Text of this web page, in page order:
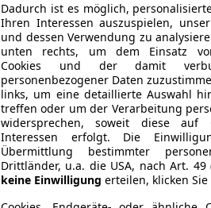
Dadurch ist es möglich,
Ihren Interessen auszuspielen,
und dessen Verwendung zu
unten rechts, um dem Einsatz
Cookies und der damit
personenbezogener Daten
links, um eine detaillierte Auswahl
treffen oder um der Verarbeitung
widersprechen, soweit diese auf
Interessen erfolgt. Die
Übermittlung bestimmter
Drittländer, u.a. die USA, nach Art. 49
keine Einwilligung erteilen, klicken